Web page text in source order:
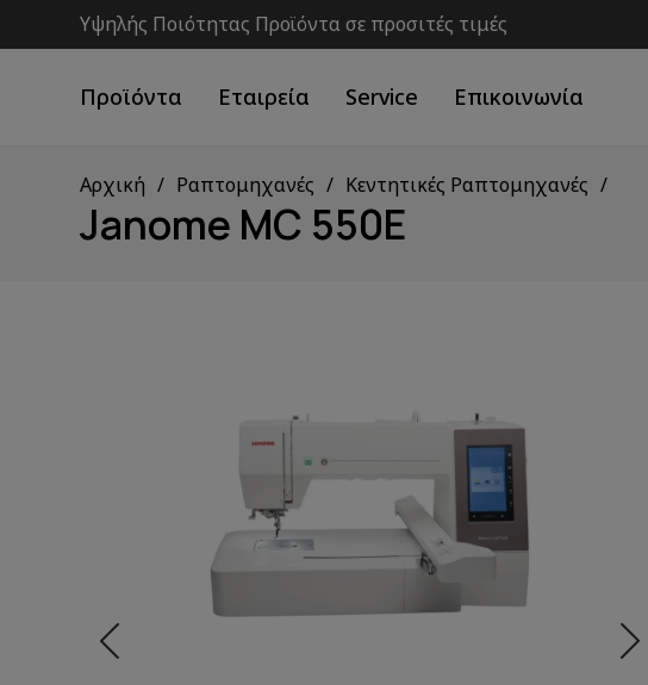
Υψηλής Ποιότητας Προϊόντα σε προσιτές τιμές
Προϊόντα Εταιρεία Service Επικοινωνία
Αρχική Ραπτομηχανές Κεντητικές Ραπτομηχανές
Janome MC 550E